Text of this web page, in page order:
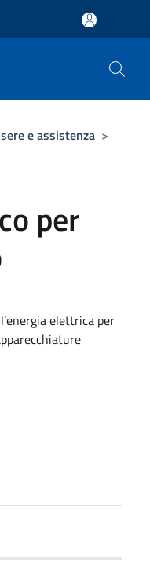
e assistenza >
per
elettrica per